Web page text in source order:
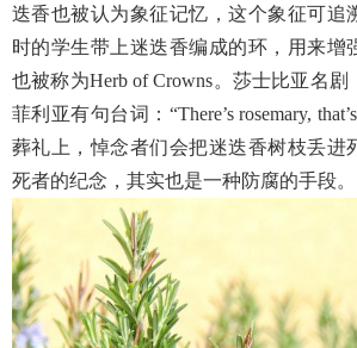
迭香也被认为象征记忆，这个象征可追
时的学生带上迷迭香编成的环，用来增
也被称为Herb of Crowns。莎士比亚名
菲利亚有句台词：“There’s rosemary,
葬礼上，悼念者们会把迷迭香树枝丢进
死者的纪念，其实也是一种防腐的手段。